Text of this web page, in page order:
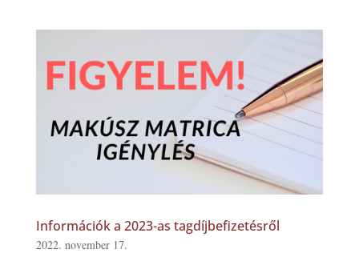
Információk a 2023-as tagdíjbefizetésről
2022. november 17.